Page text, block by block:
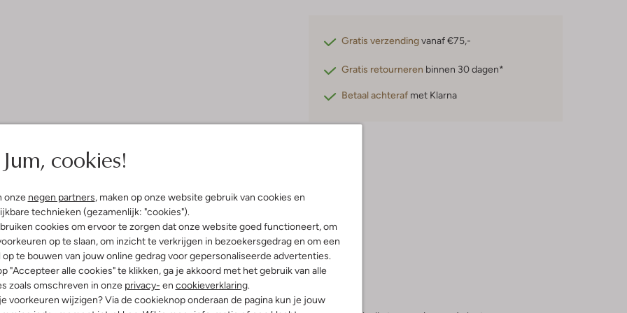
Jum, cookies!
onze negen partners, maken op onze website gebruik van cookies en
technieken (gezamenlijk: "cookies").
cookies om ervoor te zorgen dat onze website goed functioneert, om
op te slaan, om inzicht te verkrijgen in bezoekersgedrag en om een
op te bouwen van jouw online gedrag voor gepersonaliseerde advertenties.
"Accepteer alle cookies" te klikken, ga je akkoord met het gebruik van alle
zoals omschreven in onze privacy- en cookieverklaring.
voorkeuren wijzigen? Via de cookieknop onderaan de pagina kun je jouw
Gratis verzendingvanaf €75,-
Gratis retourneren binnen 30 dagen*
Betaal achteraf met Klarna
& retourneren
& Pasvorm Omschrijving